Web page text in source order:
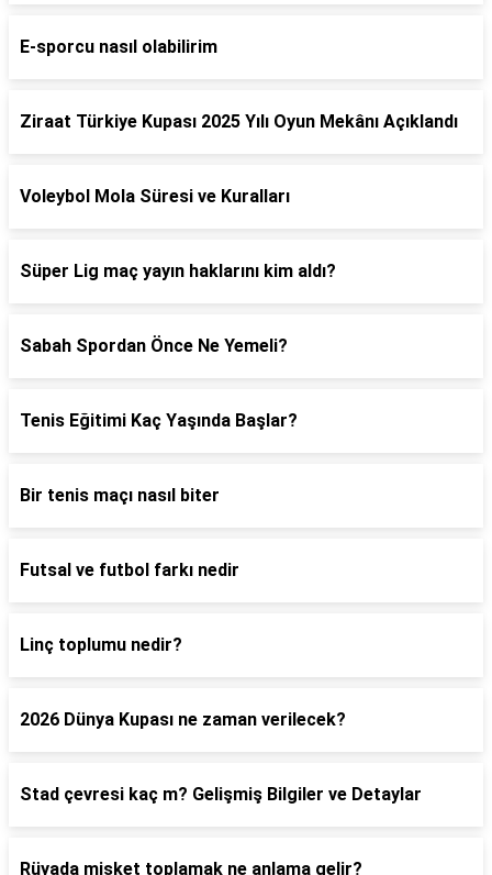
E-sporcu nasıl olabilirim
Ziraat Türkiye Kupası 2025 Yılı Oyun Mekânı Açıklandı
Voleybol Mola Süresi ve Kuralları
Süper Lig maç yayın haklarını kim aldı?
Sabah Spordan Önce Ne Yemeli?
Tenis Eğitimi Kaç Yaşında Başlar?
Bir tenis maçı nasıl biter
Futsal ve futbol farkı nedir
Linç toplumu nedir?
2026 Dünya Kupası ne zaman verilecek?
Stad çevresi kaç m? Gelişmiş Bilgiler ve Detaylar
Rüyada misket toplamak ne anlama gelir?